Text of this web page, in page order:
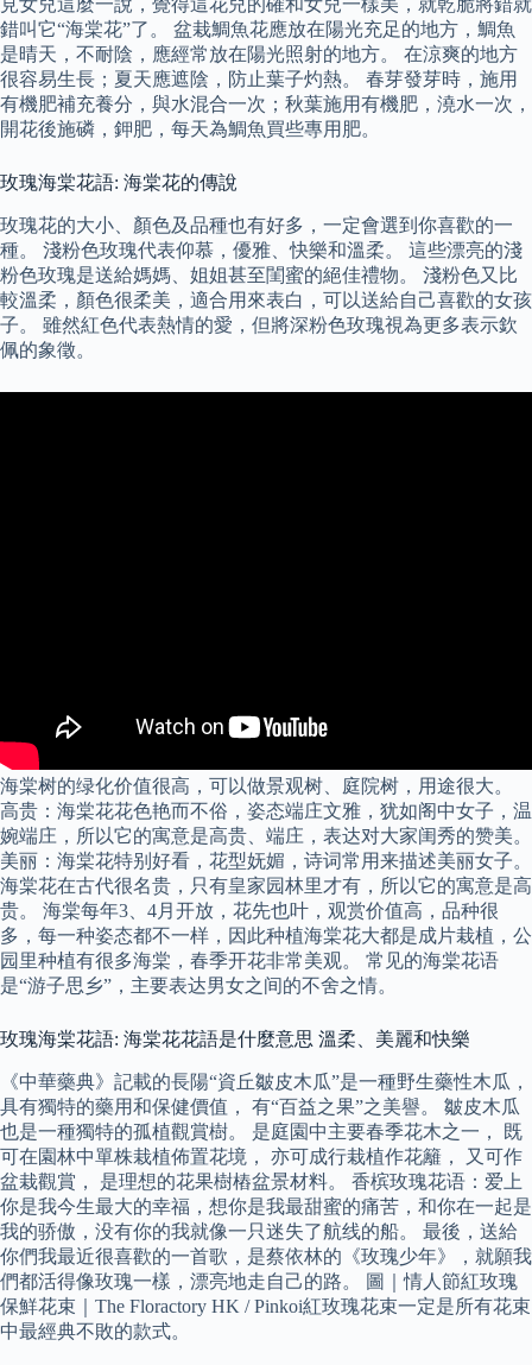
見女兒這麼一說，覺得這花兒的確和女兒一樣美，就乾脆將錯就
錯叫它“海棠花”了。 盆栽鯛魚花應放在陽光充足的地方，鯛魚
是晴天，不耐陰，應經常放在陽光照射的地方。 在涼爽的地方
很容易生長；夏天應遮陰，防止葉子灼熱。 春芽發芽時，施用
有機肥補充養分，與水混合一次；秋葉施用有機肥，澆水一次，
開花後施磷，鉀肥，每天為鯛魚買些專用肥。
玫瑰海棠花語: 海棠花的傳說
玫瑰花的大小、顏色及品種也有好多，一定會選到你喜歡的一
種。 淺粉色玫瑰代表仰慕，優雅、快樂和溫柔。 這些漂亮的淺
粉色玫瑰是送給媽媽、姐姐甚至閨蜜的絕佳禮物。 淺粉色又比
較溫柔，顏色很柔美，適合用來表白，可以送給自己喜歡的女孩
子。 雖然紅色代表熱情的愛，但將深粉色玫瑰視為更多表示欽
佩的象徵。
海棠树的绿化价值很高，可以做景观树、庭院树，用途很大。
高贵：海棠花花色艳而不俗，姿态端庄文雅，犹如阁中女子，温
婉端庄，所以它的寓意是高贵、端庄，表达对大家闺秀的赞美。
美丽：海棠花特别好看，花型妩媚，诗词常用来描述美丽女子。
海棠花在古代很名贵，只有皇家园林里才有，所以它的寓意是高
贵。 海棠每年3、4月开放，花先也叶，观赏价值高，品种很
多，每一种姿态都不一样，因此种植海棠花大都是成片栽植，公
园里种植有很多海棠，春季开花非常美观。 常见的海棠花语
是“游子思乡”，主要表达男女之间的不舍之情。
玫瑰海棠花語: 海棠花花語是什麼意思 溫柔、美麗和快樂
《中華藥典》記載的長陽“資丘皺皮木瓜”是一種野生藥性木瓜，
具有獨特的藥用和保健價值， 有“百益之果”之美譽。 皺皮木瓜
也是一種獨特的孤植觀賞樹。 是庭園中主要春季花木之一， 既
可在園林中單株栽植佈置花境， 亦可成行栽植作花籬， 又可作
盆栽觀賞， 是理想的花果樹樁盆景材料。 香槟玫瑰花语：爱上
你是我今生最大的幸福，想你是我最甜蜜的痛苦，和你在一起是
我的骄傲，没有你的我就像一只迷失了航线的船。 最後，送給
你們我最近很喜歡的一首歌，是蔡依林的《玫瑰少年》，就願我
們都活得像玫瑰一樣，漂亮地走自己的路。 圖｜情人節紅玫瑰
保鮮花束｜The Floractory HK / Pinkoi紅玫瑰花束一定是所有花束
中最經典不敗的款式。